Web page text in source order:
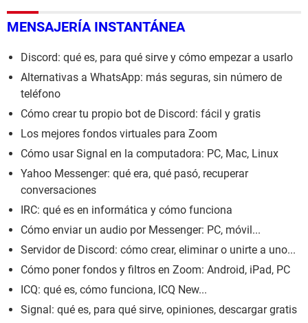
MENSAJERÍA INSTANTÁNEA
Discord: qué es, para qué sirve y cómo empezar a usarlo
Alternativas a WhatsApp: más seguras, sin número de
teléfono
Cómo crear tu propio bot de Discord: fácil y gratis
Los mejores fondos virtuales para Zoom
Cómo usar Signal en la computadora: PC, Mac, Linux
Yahoo Messenger: qué era, qué pasó, recuperar
conversaciones
IRC: qué es en informática y cómo funciona
Cómo enviar un audio por Messenger: PC, móvil...
Servidor de Discord: cómo crear, eliminar o unirte a uno...
Cómo poner fondos y filtros en Zoom: Android, iPad, PC
ICQ: qué es, cómo funciona, ICQ New...
Signal: qué es, para qué sirve, opiniones, descargar gratis